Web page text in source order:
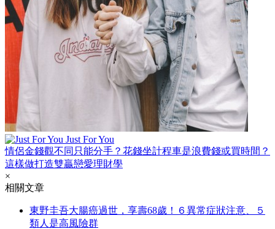
Just For You
情侶金錢觀不同只能分手？花錢坐計程車是浪費錢或買時間？
這樣做打造雙贏戀愛理財學
×
相關文章
東野圭吾大腸癌過世，享壽68歲！６異常症狀注意、５
類人是高風險群